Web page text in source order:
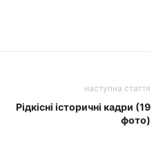
наступна стаття
Рідкісні історичні кадри (19
фото)